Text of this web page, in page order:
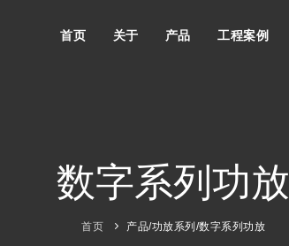
首页 关于 产品 工程案例
数字系列功放
首页 产品/功放系列 /数字系列功放